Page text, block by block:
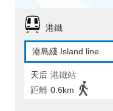
港鐵
港島綫 Island line
天后 港鐵站
距離 0.6km